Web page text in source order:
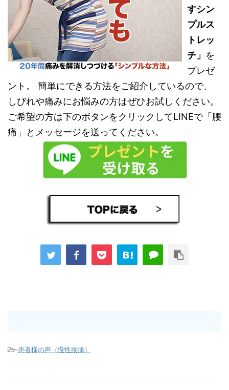
すシン
プルス
トレッ
チ」 を
プレゼ
ント。 簡単にできる方法をご紹介しているので、
しびれや痛みにお悩みの方はぜひお試しください。
ご希望の方は下のボタンをクリックしてLINEで「腰
痛」とメッセージを送ってください。
-患者様の声（慢性腰痛）